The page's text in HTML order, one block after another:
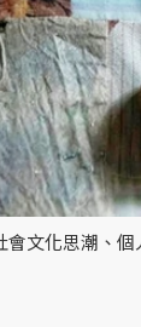
文化思潮、